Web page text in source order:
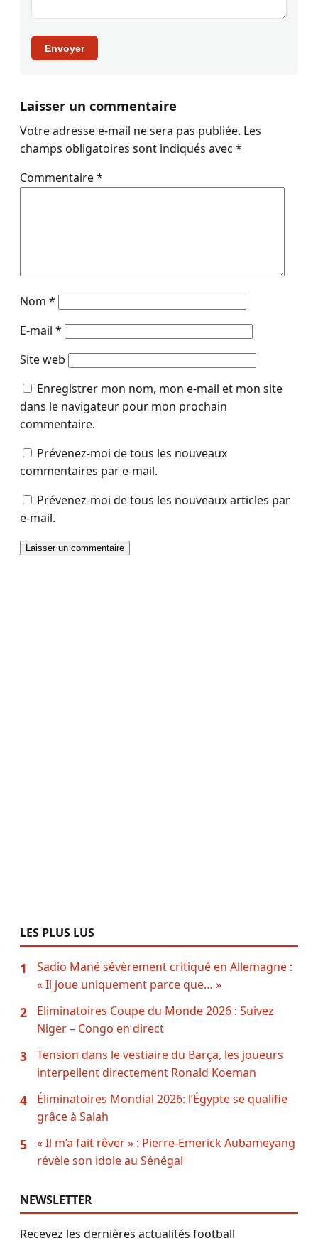
Envoyer
Laisser un commentaire
Votre adresse e-mail ne sera pas publiée. Les
champs obligatoires sont indiqués avec *
Commentaire*
Nom *
E-mail *
Site web
Enregistrer mon nom, mon e-mail et mon site
dans le navigateur pour mon prochain
commentaire.
Prévenez-moi de tous les nouveaux
commentaires par e-mail.
Prévenez-moi de tous les nouveaux articles par
e-mail.
LES PLUS LUS
1
Sadio Mané sévèrement critiqué en Allemagne :
« Il joue uniquement parce que… »
2
Eliminatoires Coupe du Monde 2026 : Suivez
Niger – Congo en direct
3
Tension dans le vestiaire du Barça, les joueurs
interpellent directement Ronald Koeman
4
Éliminatoires Mondial 2026: l’Égypte se qualifie
grâce à Salah
5
« Il m’a fait rêver » : Pierre-Emerick Aubameyang
révèle son idole au Sénégal
NEWSLETTER
Recevez les dernières actualités football